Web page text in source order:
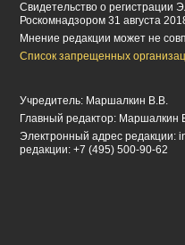
Cвидетельство о
Роскомнадзором 31 августа
Мнение редакции может не
Список запрещенных
Учредитель: Маршалкин В.В.
Главный редактор: Маршалкин
Электронный адрес редакции:
редакции: +7 (495) 500-90-62